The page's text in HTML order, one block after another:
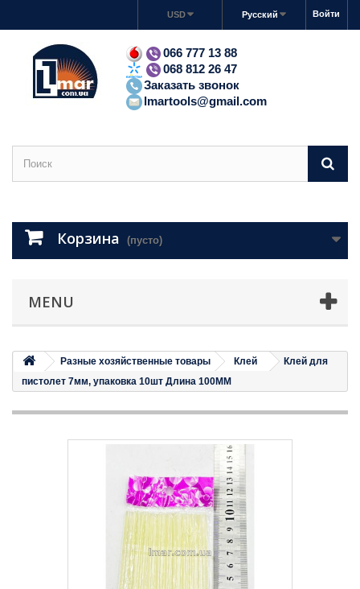
Войти
Русский
USD
066 777 13 88
068 812 26 47
Заказать звонок
lmartools@gmail.com
Корзина (пусто)
MENU
Разные хозяйственные товары Клей
Клей для
пистолет 7мм, упаковка 10шт Длина 100MM